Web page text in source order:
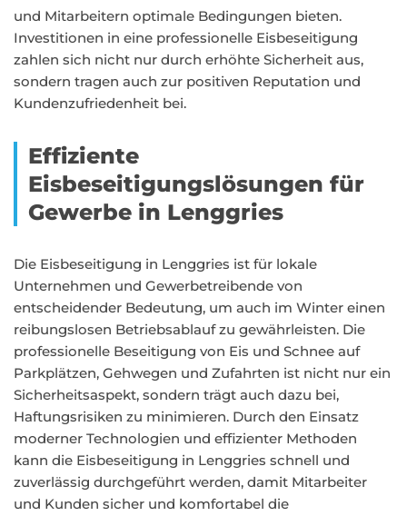
und Mitarbeitern optimale Bedingungen bieten.
Investitionen in eine professionelle Eisbeseitigung
zahlen sich nicht nur durch erhöhte Sicherheit aus,
sondern tragen auch zur positiven Reputation und
Kundenzufriedenheit bei.
Effiziente
Eisbeseitigungslösungen für
Gewerbe in Lenggries
Die Eisbeseitigung in Lenggries ist für lokale
Unternehmen und Gewerbetreibende von
entscheidender Bedeutung, um auch im Winter einen
reibungslosen Betriebsablauf zu gewährleisten. Die
professionelle Beseitigung von Eis und Schnee auf
Parkplätzen, Gehwegen und Zufahrten ist nicht nur ein
Sicherheitsaspekt, sondern trägt auch dazu bei,
Haftungsrisiken zu minimieren. Durch den Einsatz
moderner Technologien und effizienter Methoden
kann die Eisbeseitigung in Lenggries schnell und
zuverlässig durchgeführt werden, damit Mitarbeiter
und Kunden sicher und komfortabel die